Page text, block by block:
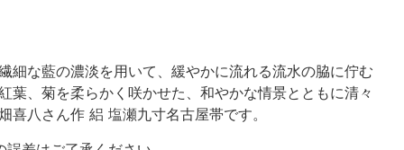
細な藍の濃淡を用いて、緩やかに流れる流水の脇に佇む
葉、菊を柔らかく咲かせた、和やかな情景とともに清々
喜八さん作 絽 塩瀬九寸名古屋帯です。